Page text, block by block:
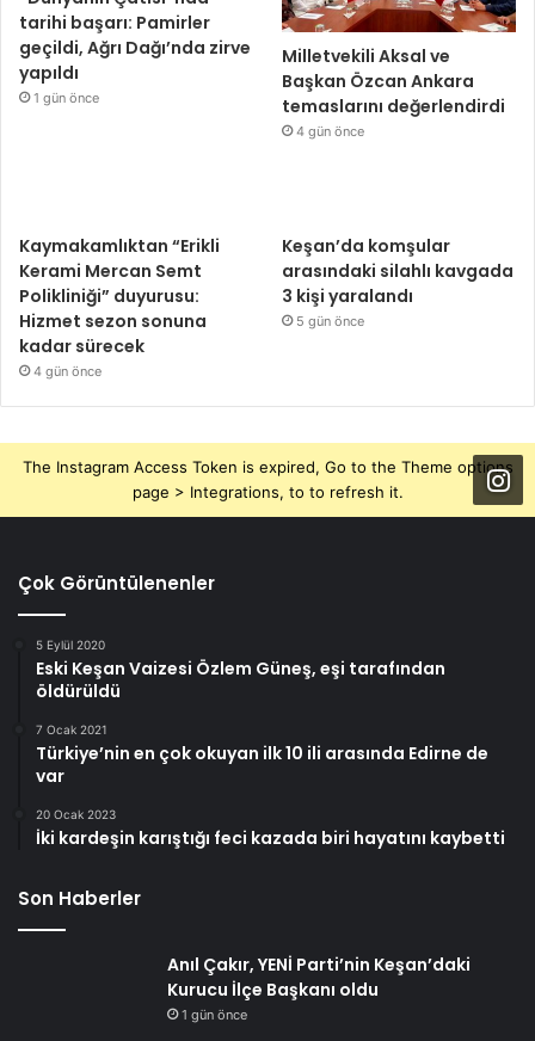
tarihi başarı: Pamirler
geçildi, Ağrı Dağı’nda zirve
yapıldı
1 gün önce
Milletvekili Aksal ve
Başkan Özcan Ankara
temaslarını değerlendirdi
4 gün önce
Kaymakamlıktan “Erikli
Kerami Mercan Semt
Polikliniği” duyurusu:
Hizmet sezon sonuna
kadar sürecek
4 gün önce
Keşan’da komşular
arasındaki silahlı kavgada
3 kişi yaralandı
5 gün önce
The Instagram Access Token is expired, Go to the Theme options
page > Integrations, to to refresh it.
Çok Görüntülenenler
5 Eylül 2020
Eski Keşan Vaizesi Özlem Güneş, eşi tarafından
öldürüldü
7 Ocak 2021
Türkiye’nin en çok okuyan ilk 10 ili arasında Edirne de
var
20 Ocak 2023
İki kardeşin karıştığı feci kazada biri hayatını kaybetti
Son Haberler
Anıl Çakır, YENİ Parti’nin Keşan’daki
Kurucu İlçe Başkanı oldu
1 gün önce